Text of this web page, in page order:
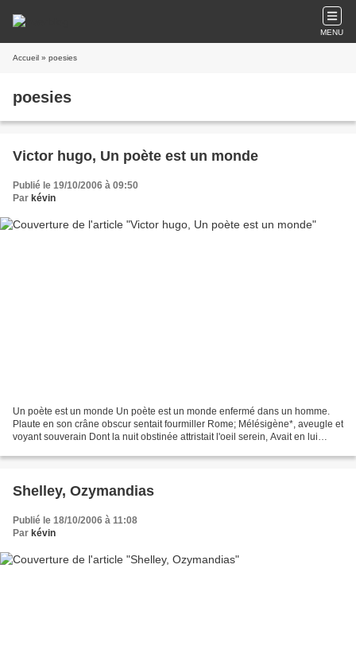
MENU
Accueil » poesies
poesies
Victor hugo, Un poète est un monde
Publié le 19/10/2006 à 09:50
Par kévin
Un poète est un monde Un poète est un monde enfermé dans un homme.
Plaute en son crâne obscur sentait fourmiller Rome; Mélésigène*, aveugle et
voyant souverain Dont la nuit obstinée attristait l'oeil serein, Avait en lui
Shelley, Ozymandias
Publié le 18/10/2006 à 11:08
Par kévin